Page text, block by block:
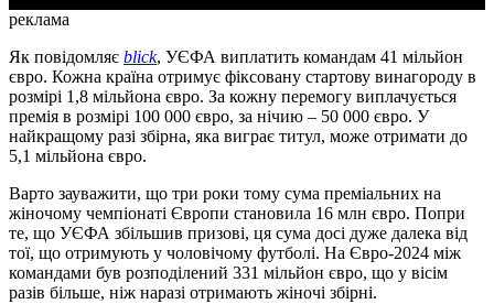
реклама
Як повідомляє blick, УЄФА виплатить командам 41 мільйон
євро. Кожна країна отримує фіксовану стартову винагороду в
розмірі 1,8 мільйона євро. За кожну перемогу виплачується
премія в розмірі 100 000 євро, за нічию – 50 000 євро. У
найкращому разі збірна, яка виграє титул, може отримати до
5,1 мільйона євро.
Варто зауважити, що три роки тому сума преміальних на
жіночому чемпіонаті Європи становила 16 млн євро. Попри
те, що УЄФА збільшив призові, ця сума досі дуже далека від
тої, що отримують у чоловічому футболі. На Євро-2024 між
командами був розподілений 331 мільйон євро, що у вісім
разів більше, ніж наразі отримають жіночі збірні.